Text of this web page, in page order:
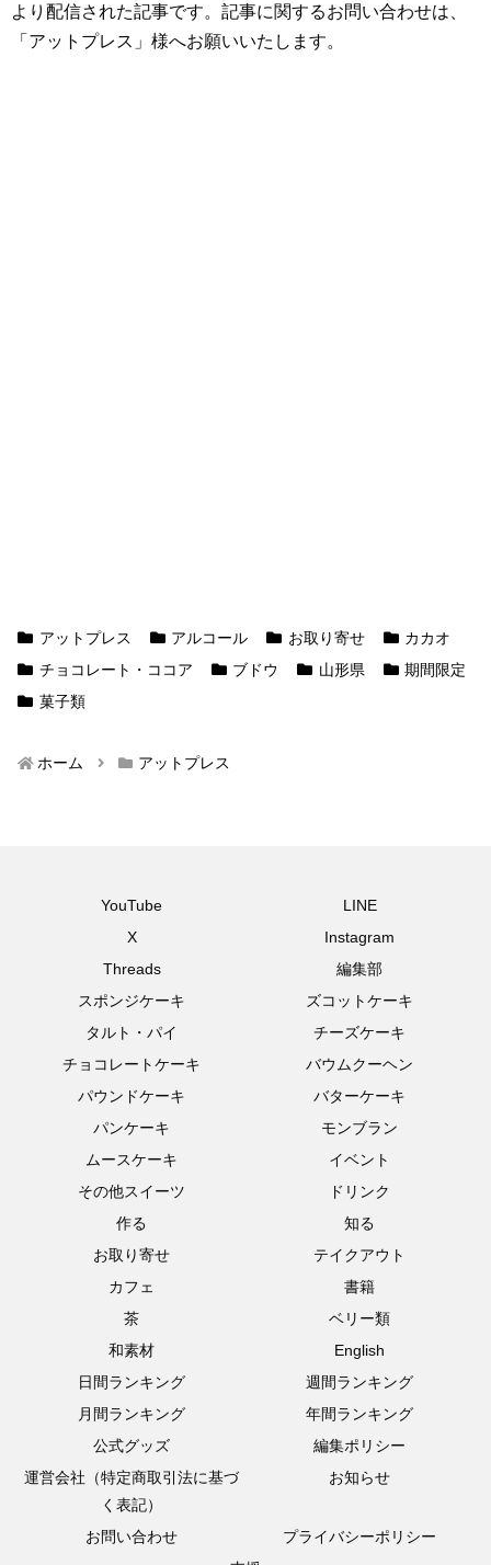
より配信された記事です。記事に関するお問い合わせは、
「アットプレス」様へお願いいたします。
アットプレス アルコール お取り寄せ
カカオ
チョコレート・ココア
ブドウ 山形県
期間限定
菓子類
ホーム アットプレス
YouTube
LINE
X
Instagram
Threads
編集部
スポンジケーキ
ズコットケーキ
タルト・パイ
チーズケーキ
チョコレートケーキ
バウムクーヘン
パウンドケーキ
バターケーキ
パンケーキ
モンブラン
ムースケーキ
イベント
その他スイーツ
ドリンク
作る
知る
お取り寄せ
テイクアウト
カフェ
書籍
茶
ベリー類
和素材
English
日間ランキング
週間ランキング
月間ランキング
年間ランキング
公式グッズ
編集ポリシー
運営会社（特定商取引法に基づ
く表記）
お知らせ
お問い合わせ
プライバシーポリシー